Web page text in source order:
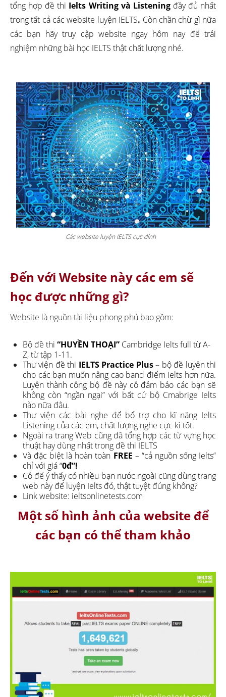
tổng hợp đề thi Ielts Writing và Listeningđầy đủ nhất
trong tất cả các website luyện IELTS. Còn chần chừ gì nữa
các bạn hãy truy cập website ngay hôm nay để trải
nghiệm những bài học IELTS thật chất lượng nhé.
Các website luyện IELTS cực đỉnh
Đến với Website này các em sẽ
học được những gì?
Website là nguồn tài liệu phong phú bao gồm:
Bộ đề thi “HUYỀN THOẠI” Cambridge Ielts full từ A-
Z, từ tập 1-11.
Thư viện đề thi IELTS Practice Plus– bộ đề luyện thi
cho các bạn muốn nâng cao band điểm Ielts hơn nữa.
Luyện thành công bộ đề này cô đảm bảo các bạn sẽ
không còn “ngần ngại” với bất cứ bộ Cmabrige Ielts
nào nữa đâu.
Thư viện các bài nghe để bổ trợ cho kĩ năng Ielts
Listening của các em, chất lượng nghe cực kì tốt.
Ngoài ra trang Web cũng đã tổng hợp các từ vựng học
thuật hay dùng nhất trong đề thi IELTS
Và đặc biệt là hoàn toàn FREE – “cả nguồn sống Ielts”
chỉ với giá “0đ”!
Cô để ý thấy có nhiều bạn nước ngoài cũng dùng trang
web này để luyện Ielts đó, thật tuyệt đúng không?
Link website: ieltsonlinetests.com
Một số hình ảnh của website để
các bạn có thể tham khảo